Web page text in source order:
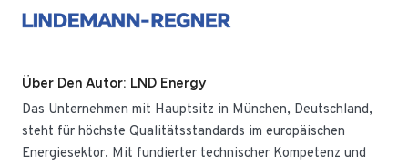
Über Den Autor: LND Energy
Das Unternehmen mit Hauptsitz in München, Deutschland,
steht für höchste Qualitätsstandards im europäischen
Energiesektor. Mit fundierter technischer Kompetenz und